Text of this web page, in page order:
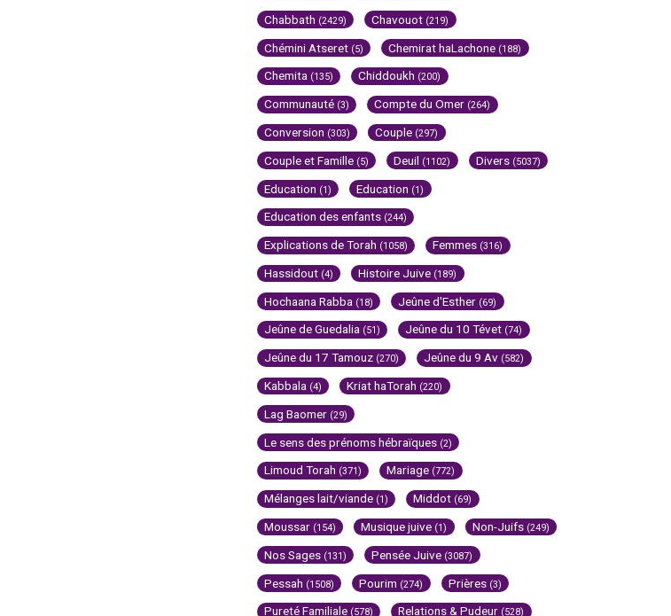
Chabbath (2429) Chavouot (219)
Chémini Atseret (5) Chemirat haLachone (188)
Chemita (135) Chiddoukh (200)
Communauté (3) Compte du Omer (264)
Conversion (303) Couple (297)
Couple et Famille (5) Deuil (1102) Divers (5037)
Education (1) Education (1)
Education des enfants (244)
Explications de Torah (1058) Femmes (316)
Hassidout (4) Histoire Juive (189)
Hochaana Rabba (18) Jeûne d'Esther (69)
Jeûne de Guedalia (51) Jeûne du 10 Tévet (74)
Jeûne du 17 Tamouz (270) Jeûne du 9 Av (582)
Kabbala (4) Kriat haTorah (220)
Lag Baomer (29)
Le sens des prénoms hébraïques (2)
Limoud Torah (371) Mariage (772)
Mélanges lait/viande (1) Middot (69)
Moussar (154) Musique juive (1) Non-Juifs (249)
Nos Sages (131) Pensée Juive (3087)
Pessah (1508) Pourim (274) Prières (3)
Pureté Familiale (578) Relations & Pudeur (528)